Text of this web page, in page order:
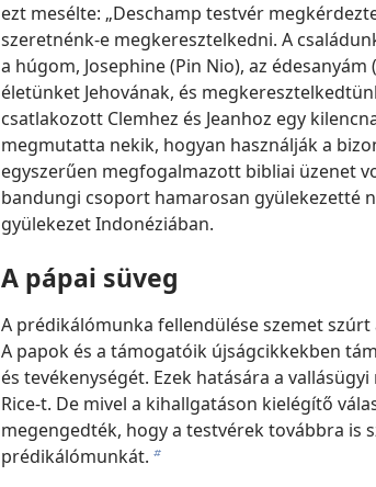
ezt mesélte: „Deschamp testvér
szeretnénk-e megkeresztelkedni. A
a húgom, Josephine (Pin Nio), az
életünket Jehovának, és
csatlakozott Clemhez és Jeanhoz egy
megmutatta nekik, hogyan használják a
egyszerűen megfogalmazott bibliai üzenet
bandungi csoport hamarosan gyülekezetté
gyülekezet Indonéziában.
A pápai süveg
A prédikálómunka fellendülése szemet
A papok és a támogatóik újságcikkekben
és tevékenységét. Ezek hatására a
Rice-t. De mivel a kihallgatáson kielégítő
megengedték, hogy a testvérek továbbra is
prédikálómunkát. b